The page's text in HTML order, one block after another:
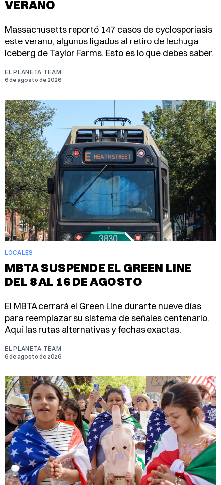
VERANO
Massachusetts reportó 147 casos de cyclosporiasis
este verano, algunos ligados al retiro de lechuga
iceberg de Taylor Farms. Esto es lo que debes saber.
EL PLANETA TEAM
6 de agosto de 2026
LOCALES
MBTA SUSPENDE EL GREEN LINE
DEL 8 AL 16 DE AGOSTO
El MBTA cerrará el Green Line durante nueve días
para reemplazar su sistema de señales centenario.
Aquí las rutas alternativas y fechas exactas.
EL PLANETA TEAM
6 de agosto de 2026